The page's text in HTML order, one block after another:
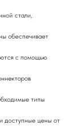
стали,
обеспечивает
с помощью
типы
доступные цены от